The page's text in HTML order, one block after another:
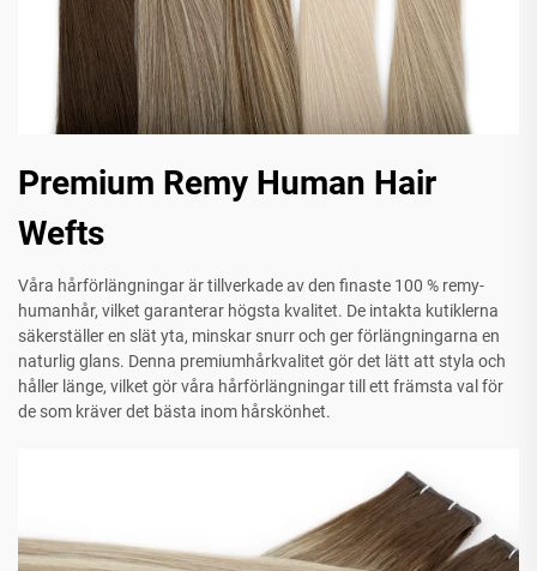
Premium Remy Human Hair
Wefts
Våra hårförlängningar är tillverkade av den finaste 100 % remy-
humanhår, vilket garanterar högsta kvalitet. De intakta kutiklerna
säkerställer en slät yta, minskar snurr och ger förlängningarna en
naturlig glans. Denna premiumhårkvalitet gör det lätt att styla och
håller länge, vilket gör våra hårförlängningar till ett främsta val för
de som kräver det bästa inom hårskönhet.